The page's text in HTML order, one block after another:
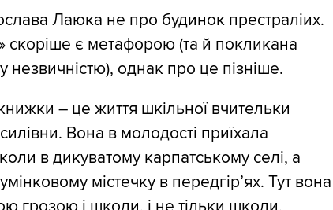
Лаюка не про будинок престраліих.
скоріше є метафорою (та й покликана
незвичністю), однак про це пізніше.
– це життя шкільної вчительки
Вона в молодості приїхала
в дикуватому карпатському селі, а
містечку в передгір’ях. Тут вона